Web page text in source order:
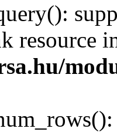
resource